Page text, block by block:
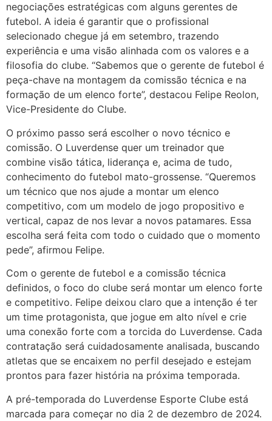
negociações estratégicas com alguns gerentes de
futebol. A ideia é garantir que o profissional
selecionado chegue já em setembro, trazendo
experiência e uma visão alinhada com os valores e a
filosofia do clube. “Sabemos que o gerente de futebol é
peça-chave na montagem da comissão técnica e na
formação de um elenco forte”, destacou Felipe Reolon,
Vice-Presidente do Clube.
O próximo passo será escolher o novo técnico e
comissão. O Luverdense quer um treinador que
combine visão tática, liderança e, acima de tudo,
conhecimento do futebol mato-grossense. “Queremos
um técnico que nos ajude a montar um elenco
competitivo, com um modelo de jogo propositivo e
vertical, capaz de nos levar a novos patamares. Essa
escolha será feita com todo o cuidado que o momento
pede”, afirmou Felipe.
Com o gerente de futebol e a comissão técnica
definidos, o foco do clube será montar um elenco forte
e competitivo. Felipe deixou claro que a intenção é ter
um time protagonista, que jogue em alto nível e crie
uma conexão forte com a torcida do Luverdense. Cada
contratação será cuidadosamente analisada, buscando
atletas que se encaixem no perfil desejado e estejam
prontos para fazer história na próxima temporada.
A pré-temporada do Luverdense Esporte Clube está
marcada para começar no dia 2 de dezembro de 2024.